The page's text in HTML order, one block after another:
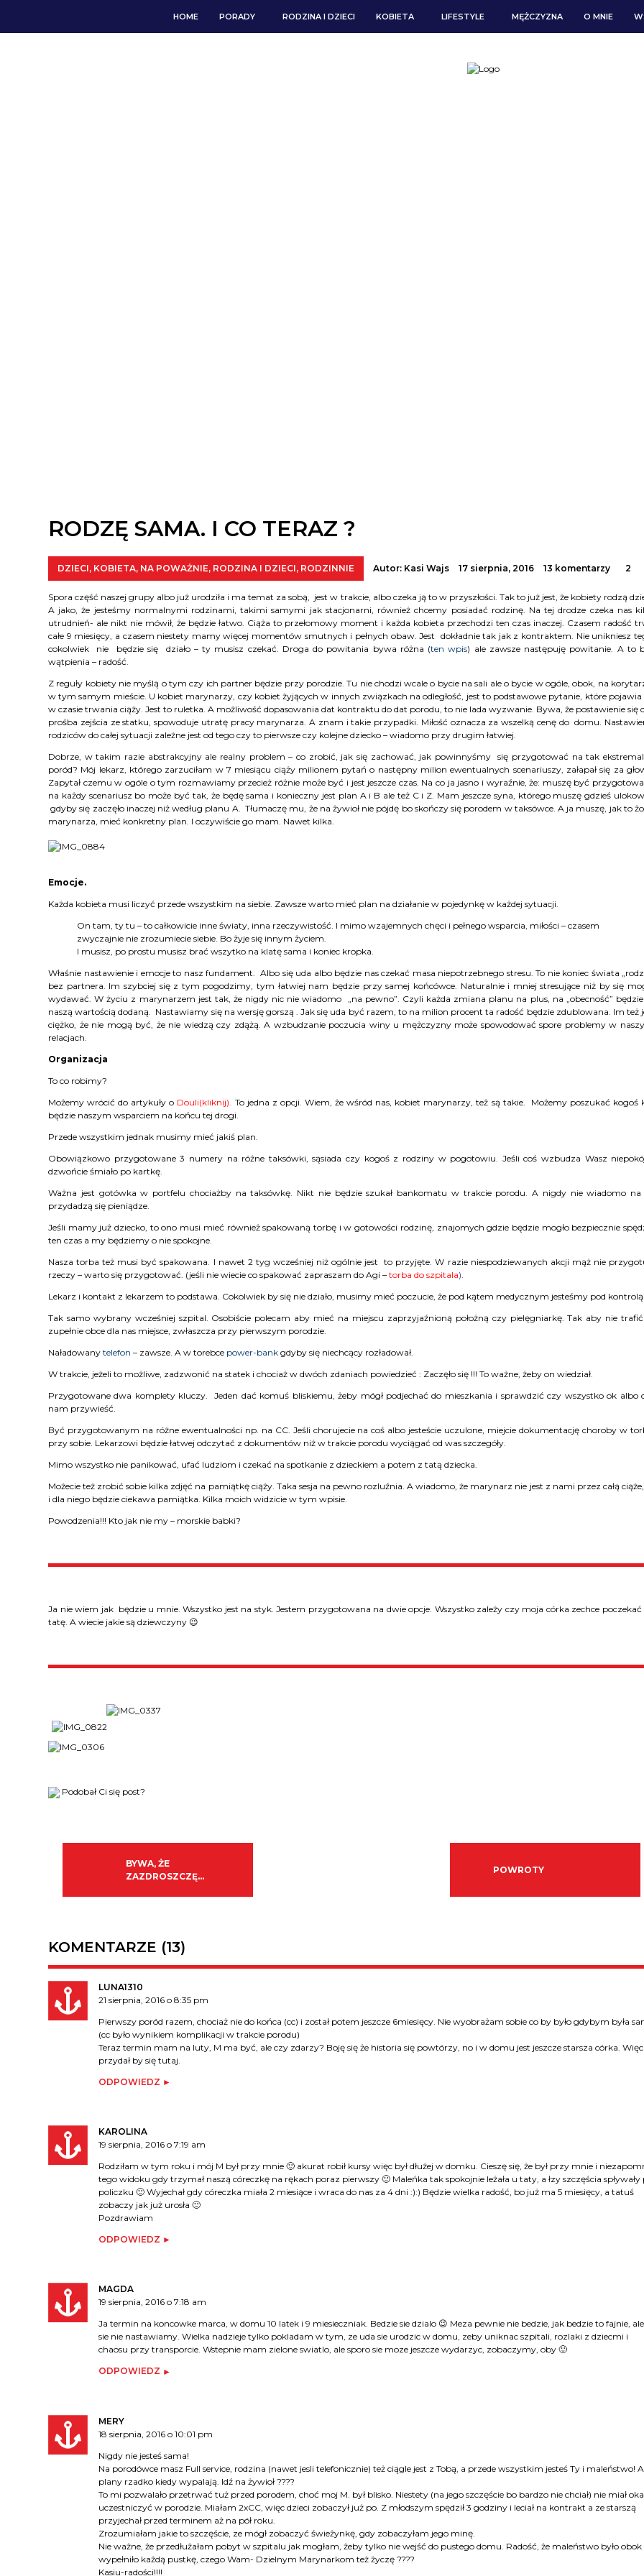
HOME PORADY RODZINA I DZIECI KOBIETA LIFESTYLE MĘŻCZYZNA O MNIE
RODZĘ SAMA. I CO TERAZ ?
DZIECI, KOBIETA, NA POWAŻNIE, RODZINA I DZIECI, RODZINNIE Autor: Kasi Wajs 17 sierpnia, 2016 13 komentarzy 2
Spora część naszej grupy albo już urodziła i ma temat za sobą, jest w trakcie, albo czeka ją to w przyszłości. Tak to już jest, że kobiety rodzą
A jako, że jesteśmy normalnymi rodzinami, takimi samymi jak stacjonarni, również chcemy posiadać rodzinę. Na tej drodze czeka nas
utrudnień- ale nikt nie mówił, że będzie łatwo. Ciąża to przełomowy moment i każda kobieta przechodzi ten czas inaczej. Czasem radość
całe 9 miesięcy, a czasem niestety mamy więcej momentów smutnych i pełnych obaw. Jest dokładnie tak jak z kontraktem. Nie unikniesz
cokolwiek nie będzie się działo – ty musisz czekać. Droga do powitania bywa różna (ten wpis) ale zawsze następuję powitanie. A to
wątpienia – radość.
Z reguły kobiety nie myślą o tym czy ich partner będzie przy porodzie. Tu nie chodzi wcale o bycie na sali ale o bycie w ogóle, obok, na
w tym samym mieście. U kobiet marynarzy, czy kobiet żyjących w innych związkach na odległość, jest to podstawowe pytanie, które pojawia
w czasie trwania ciąży. Jest to ruletka. A możliwość dopasowania dat kontraktu do dat porodu, to nie lada wyzwanie. Bywa, że postawienie się
prośba zejścia ze statku, spowoduje utratę pracy marynarza. A znam i takie przypadki. Miłość oznacza za wszelką cenę do domu.
rodziców do całej sytuacji zależne jest od tego czy to pierwsze czy kolejne dziecko – wiadomo przy drugim łatwiej.
Dobrze, w takim razie abstrakcyjny ale realny problem – co zrobić, jak się zachować, jak powinnyśmy się przygotować na tak
poród? Mój lekarz, którego zarzuciłam w 7 miesiącu ciąży milionem pytań o następny milion ewentualnych scenariuszy, załapał się za
Zapytał czemu w ogóle o tym rozmawiamy przecież różnie może być i jest jeszcze czas. Na co ja jasno i wyraźnie, że: muszę być
na każdy scenariusz bo może być tak, że będę sama i konieczny jest plan A i B ale też C i Z. Mam jeszcze syna, którego muszę gdzieś
gdyby się zaczęło inaczej niż według planu A. Tłumaczę mu, że na żywioł nie pójdę bo skończy się porodem w taksówce. A ja muszę, jak to
marynarza, mieć konkretny plan. I oczywiście go mam. Nawet kilka.
Emocje.
Każda kobieta musi liczyć przede wszystkim na siebie. Zawsze warto mieć plan na działanie w pojedynkę w każdej sytuacji.
On tam, ty tu – to całkowicie inne światy, inna rzeczywistość. I mimo wzajemnych chęci i pełnego wsparcia, miłości – czasem
zwyczajnie nie zrozumiecie siebie. Bo żyje się innym życiem.
I musisz, po prostu musisz brać wszytko na klatę sama i koniec kropka.
Właśnie nastawienie i emocje to nasz fundament. Albo się uda albo będzie nas czekać masa niepotrzebnego stresu. To nie koniec świata
bez partnera. Im szybciej się z tym pogodzimy, tym łatwiej nam będzie przy samej końcówce. Naturalnie i mniej stresujące niż by się
wydawać. W życiu z marynarzem jest tak, że nigdy nic nie wiadomo „na pewno”. Czyli każda zmiana planu na plus, na „obecność”
naszą wartością dodaną. Nastawiamy się na wersję gorszą . Jak się uda być razem, to na milion procent ta radość będzie zdublowana. Im też
ciężko, że nie mogą być, że nie wiedzą czy zdążą. A wzbudzanie poczucia winy u mężczyzny może spowodować spore problemy w
relacjach.
Organizacja
To co robimy?
Możemy wrócić do artykuły o Douli(kliknij). To jedna z opcji. Wiem, że wśród nas, kobiet marynarzy, też są takie.
Możemy poszukać kogoś
będzie naszym wsparciem na końcu tej drogi.
Przede wszystkim jednak musimy mieć jakiś plan.
Obowiązkowo przygotowane 3 numery na różne taksówki, sąsiada czy kogoś z rodziny w pogotowiu. Jeśli coś wzbudza Wasz
dzwońcie śmiało po kartkę.
Ważna jest gotówka w portfelu chociażby na taksówkę. Nikt nie będzie szukał bankomatu w trakcie porodu. A nigdy nie wiadomo na
przydadzą się pieniądze.
Jeśli mamy już dziecko, to ono musi mieć również spakowaną torbę i w gotowości rodzinę, znajomych gdzie będzie mogło bezpiecznie
ten czas a my będziemy o nie spokojne.
Nasza torba też musi być spakowana. I nawet 2 tyg wcześniej niż ogólnie jest to przyjęte. W razie niespodziewanych akcji mąż nie
rzeczy – warto się przygotować. (jeśli nie wiecie co spakować zapraszam do Agi – torba do szpitala).
Lekarz i kontakt z lekarzem to podstawa. Cokolwiek by się nie działo, musimy mieć poczucie, że pod kątem medycznym jesteśmy pod kontrolą.
Tak samo wybrany wcześniej szpital. Osobiście polecam aby mieć na miejscu zaprzyjaźnioną położną czy pielęgniarkę. Tak aby nie
zupełnie obce dla nas miejsce, zwłaszcza przy pierwszym porodzie.
Naładowany telefon – zawsze. A w torebce power-bank gdyby się niechcący rozładował.
W trakcie, jeżeli to możliwe, zadzwonić na statek i chociaż w dwóch zdaniach powiedzieć : Zaczęło się !!! To ważne, żeby on wiedział.
Przygotowane dwa komplety kluczy. Jeden dać komuś bliskiemu, żeby mógł podjechać do mieszkania i sprawdzić czy wszystko ok albo
nam przywieść.
Być przygotowanym na różne ewentualności np. na CC. Jeśli chorujecie na coś albo jesteście uczulone, miejcie dokumentację choroby w
przy sobie. Lekarzowi będzie łatwej odczytać z dokumentów niż w trakcie porodu wyciągać od was szczegóły.
Mimo wszystko nie panikować, ufać ludziom i czekać na spotkanie z dzieckiem a potem z tatą dziecka.
Możecie też zrobić sobie kilka zdjęć na pamiątkę ciąży. Taka sesja na pewno rozluźnia. A wiadomo, że marynarz nie jest z nami przez całą
i dla niego będzie ciekawa pamiątka. Kilka moich widzicie w tym wpisie.
Powodzenia!!! Kto jak nie my – morskie babki?
Ja nie wiem jak będzie u mnie. Wszystko jest na styk. Jestem przygotowana na dwie opcje. Wszystko zależy czy moja córka zechce poczekać
tatę. A wiecie jakie są dziewczyny 😉
Podobał Ci się post?
BYWA, ŻE
ZAZDROSZCZĘ…
POWROTY
KOMENTARZE (13)
LUNA1310
21 sierpnia, 2016 o 8:35 pm
Pierwszy poród razem, chociaż nie do końca (cc) i został potem jeszcze 6miesięcy. Nie wyobrażam sobie co by było gdybym była
(cc było wynikiem komplikacji w trakcie porodu)
Teraz termin mam na luty, M ma być, ale czy zdarzy? Boję się że historia się powtórzy, no i w domu jest jeszcze starsza córka. Więc
przydał by się tutaj.
ODPOWIEDZ
KAROLINA
19 sierpnia, 2016 o 7:19 am
Rodziłam w tym roku i mój M był przy mnie 🙂 akurat robił kursy więc był dłużej w domku. Cieszę się, że był przy mnie i
tego widoku gdy trzymał naszą córeczkę na rękach poraz pierwszy 🙂 Maleńka tak spokojnie leżała u taty, a łzy szczęścia spływały
policzku 🙂 Wyjechał gdy córeczka miała 2 miesiące i wraca do nas za 4 dni :):) Będzie wielka radość, bo już ma 5 miesięcy, a tatuś
zobaczy jak już urosła 🙂
Pozdrawiam
ODPOWIEDZ
MAGDA
19 sierpnia, 2016 o 7:18 am
Ja termin na koncowke marca, w domu 10 latek i 9 miesieczniak. Bedzie sie dzialo 😉 Meza pewnie nie bedzie, jak bedzie to fajnie, ale
sie nie nastawiamy. Wielka nadzieje tylko pokladam w tym, ze uda sie urodzic w domu, zeby uniknac szpitali, rozlaki z dziecmi i
chaosu przy transporcie. Wstepnie mam zielone swiatlo, ale sporo sie moze jeszcze wydarzyc, zobaczymy, oby 🙂
ODPOWIEDZ
MERY
18 sierpnia, 2016 o 10:01 pm
Nigdy nie jesteś sama!
Na porodówce masz Full service, rodzina (nawet jesli telefonicznie) też ciągle jest z Tobą, a przede wszystkim jesteś Ty i maleństwo! A
plany rzadko kiedy wypalają. Idź na żywioł ????
To mi pozwalało przetrwać tuż przed porodem, choć moj M. był blisko. Niestety (na jego szczęście bo bardzo nie chciał) nie miał
uczestniczyć w porodzie. Miałam 2xCC, więc dzieci zobaczył już po. Z młodszym spędził 3 godziny i leciał na kontrakt a ze starszą
przyjechał przed terminem aż na pół roku.
Zrozumiałam jakie to szczęście, ze mógł zobaczyć świeżynkę, gdy zobaczyłam jego minę.
Nie ważne, że przedłużałam pobyt w szpitalu jak mogłam, żeby tylko nie wejść do pustego domu. Radość, że maleństwo było obok
wypełniło każdą pustkę, czego Wam- Dzielnym Marynarkom też życzę ????
Kasiu-radości!!!!